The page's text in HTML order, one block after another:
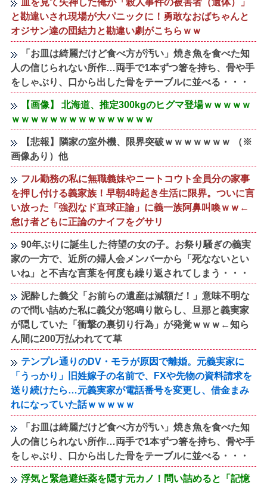
血を見て失神した俺が「殺人事件の被害者（遺体）」
と勘違いされ現場が大パニックに！勇敢なおばちゃんと
オジサン達の団結力と勘違い劇がこちらｗｗ
「お皿は綺麗だけど食べ方が汚い」焼き魚を食べた知
人の信じられない所作…両手で1本ずつ箸を持ち、骨や手
をしゃぶり、口から出した骨をテーブルに並べる・・・
【画像】 北海道、推定300kgのヒグマ登場ｗｗｗｗｗ
ｗｗｗｗｗｗｗｗｗｗｗｗｗｗｗ
【悲報】隣家の室外機、限界突破ｗｗｗｗｗｗｗ （※
画像あり）他
フル勤務の私に無職義妹やニートコウト全員分の家事
を押し付ける義家族！早朝4時起き生活に限界。ついに言
い放った「強烈なド直球正論」に義一族阿鼻叫喚ｗｗ←
怠け者どもに正論のナイフをグサリ
90年ぶりに誕生した待望の女の子。お祭り騒ぎの義実
家の一方で、近所の婦人会メンバーから「死なないとい
いね」と不吉な言葉を何度も繰り返されてしまう・・・
泥酔した義父「お前らの遺産は減額だ！」意味不明な
ので問い詰めた私に義父が怒鳴り散らし、旦那と義実家
が隠していた「衝撃の裏切り行為」が発覚ｗｗｗ←知ら
ん間に200万払われてて草
テンプレ通りのDV・モラが原因で離婚。元義実家に
「うっかり」旧姓嫁子の名前で、FXや先物の資料請求を
送り続けたら…元義実家が電話番号を変更し、借金まみ
れになっていた話ｗｗｗｗｗ
「お皿は綺麗だけど食べ方が汚い」焼き魚を食べた知
人の信じられない所作…両手で1本ずつ箸を持ち、骨や手
をしゃぶり、口から出した骨をテーブルに並べる・・・
浮気と緊急避妊薬を隠す元カノ！問い詰めると「記憶